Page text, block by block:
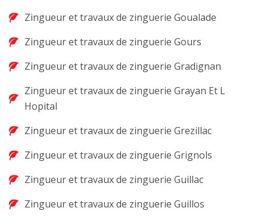
Zingueur et travaux de zinguerie Goualade
Zingueur et travaux de zinguerie Gours
Zingueur et travaux de zinguerie Gradignan
Zingueur et travaux de zinguerie Grayan Et L
Hopital
Zingueur et travaux de zinguerie Grezillac
Zingueur et travaux de zinguerie Grignols
Zingueur et travaux de zinguerie Guillac
Zingueur et travaux de zinguerie Guillos